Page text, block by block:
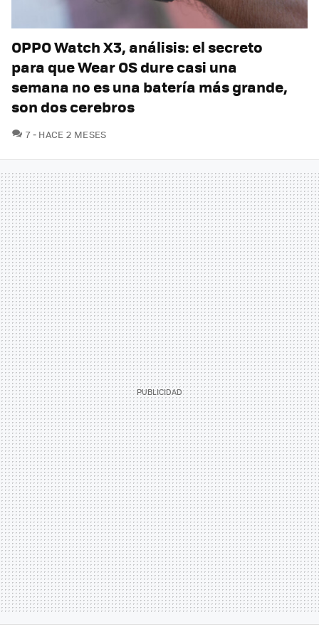
OPPO Watch X3, análisis: el secreto
para que Wear OS dure casi una
semana no es una batería más grande,
son dos cerebros
7COMENTARIOS
HACE 2 MESES